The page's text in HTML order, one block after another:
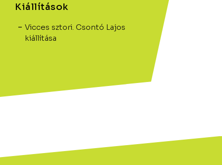
Kiállítások
Vicces sztori. Csontó Lajos
kiállítása